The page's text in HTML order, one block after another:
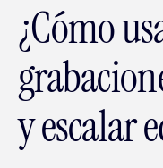
¿Cómo
y escalar